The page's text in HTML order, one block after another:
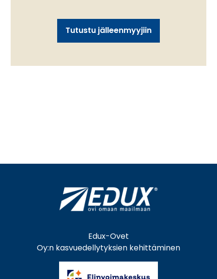
Tutustu jälleenmyyjiin
Edux-Ovet
Oy:n kasvuedellytyksien kehittäminen